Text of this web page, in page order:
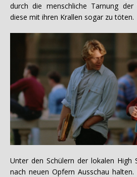
durch die menschliche Tarnung
diese mit ihren Krallen sogar zu töten.
Unter den Schülern der lokalen High
nach neuen Opfern Ausschau halten.